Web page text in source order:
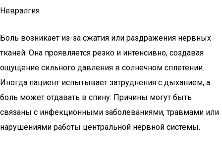
Невралгия
Боль возникает из-за сжатия или раздражения нервных
тканей. Она проявляется резко и интенсивно, создавая
ощущение сильного давления в солнечном сплетении.
Иногда пациент испытывает затруднения с дыханием, а
боль может отдавать в спину. Причины могут быть
связаны с инфекционными заболеваниями, травмами или
нарушениями работы центральной нервной системы.